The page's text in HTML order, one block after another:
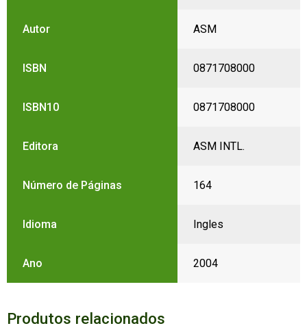
Autor ASM
ISBN 0871708000
ISBN10 0871708000
Editora ASM INTL.
Número de Páginas 164
Idioma Ingles
Ano 2004
Produtos relacionados